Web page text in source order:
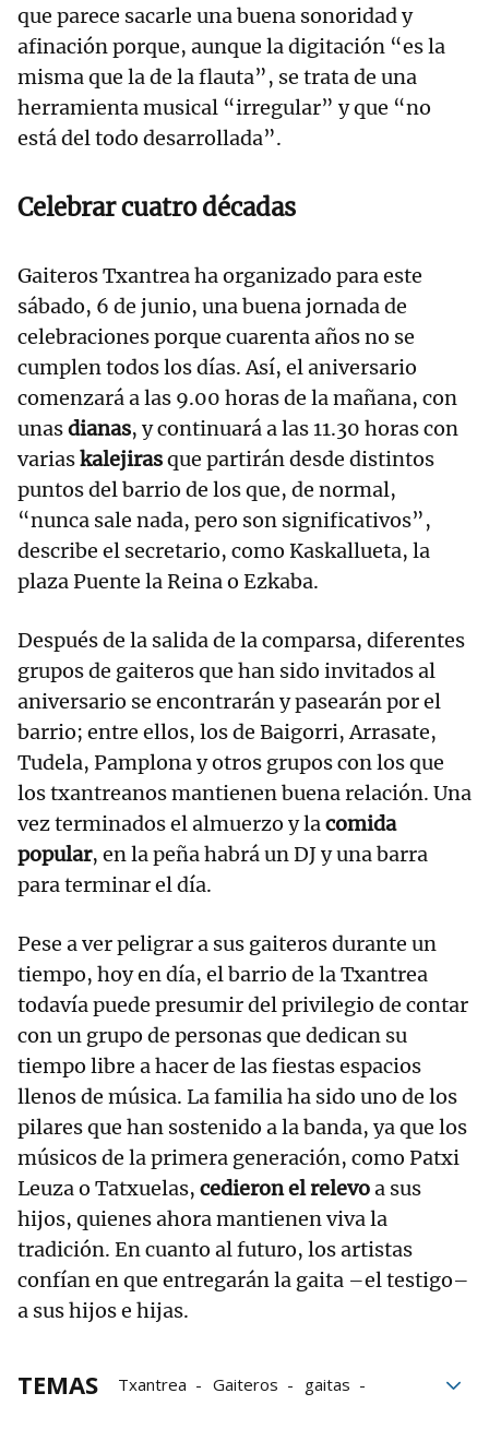
que parece sacarle una buena sonoridad y
afinación porque, aunque la digitación “es la
misma que la de la flauta”, se trata de una
herramienta musical “irregular” y que “no
está del todo desarrollada”.
Celebrar cuatro décadas
Gaiteros Txantrea ha organizado para este
sábado, 6 de junio, una buena jornada de
celebraciones porque cuarenta años no se
cumplen todos los días. Así, el aniversario
comenzará a las 9.00 horas de la mañana, con
unasdianas, y continuará a las 11.30 horas con
variaskalejirasque partirán desde distintos
puntos del barrio de los que, de normal,
“nunca sale nada, pero son significativos”,
describe el secretario, como Kaskallueta, la
plaza Puente la Reina o Ezkaba.
Después de la salida de la comparsa, diferentes
grupos de gaiteros que han sido invitados al
aniversario se encontrarán y pasearán por el
barrio; entre ellos, los de Baigorri, Arrasate,
Tudela, Pamplona y otros grupos con los que
los txantreanos mantienen buena relación. Una
vez terminados el almuerzo y lacomida
popular, en la peña habrá un DJ y una barra
para terminar el día.
Pese a ver peligrar a sus gaiteros durante un
tiempo, hoy en día, el barrio de la Txantrea
todavía puede presumir del privilegio de contar
con un grupo de personas que dedican su
tiempo libre a hacer de las fiestas espacios
llenos de música. La familia ha sido uno de los
pilares que han sostenido a la banda, ya que los
músicos de la primera generación, como Patxi
Leuza o Tatxuelas, cedieron el relevoa sus
hijos, quienes ahora mantienen viva la
tradición. En cuanto al futuro, los artistas
confían en que entregarán la gaita –el testigo–
a sus hijos e hijas.
TEMAS Txantrea Gaiteros
gaitas